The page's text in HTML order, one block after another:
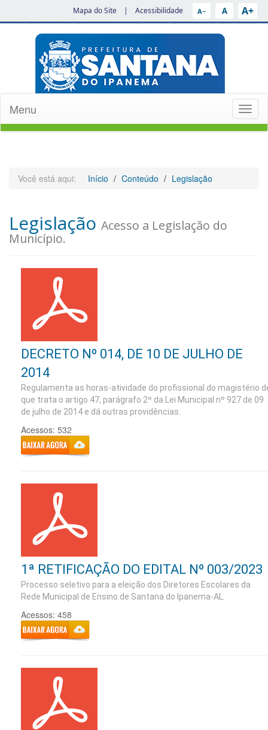
Mapa do Site | Acessibilidade A− A A+
Menu
Você está aqui: Início Conteúdo Legislação
Legislação Acesso a Legislação do
Município.
DECRETO Nº 014, DE 10 DE JULHO DE
2014
Regulamenta as horas-atividade do profissional do magistério
que trata o artigo 47, parágrafo 2º da Lei Municipal nº 927 de 09
de julho de 2014 e dá outras providências.
Acessos: 532
1ª RETIFICAÇÃO DO EDITAL Nº 003/2023
Processo seletivo para a eleição dos Diretores Escolares da
Rede Municipal de Ensino de Santana do Ipanema-AL.
Acessos: 458